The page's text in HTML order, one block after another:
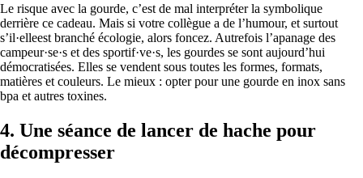
Le risque avec la gourde, c’est de mal interpréter la symbolique
derrière ce cadeau. Mais si votre collègue a de l’humour, et surtout
s’il·elleest branché écologie, alors foncez. Autrefois l’apanage des
campeur·se·s et des sportif·ve·s, les gourdes se sont aujourd’hui
démocratisées. Elles se vendent sous toutes les formes, formats,
matières et couleurs. Le mieux : opter pour une gourde en inox sans
bpa et autres toxines.
4. Une séance de lancer de hache pour
décompresser